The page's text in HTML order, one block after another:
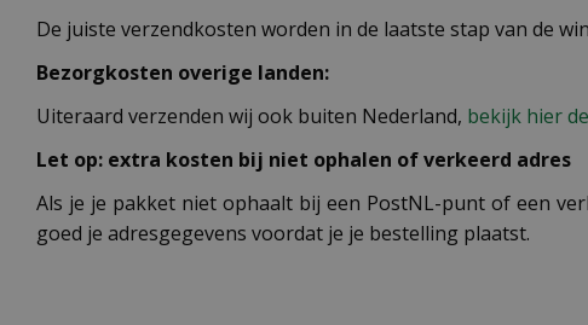
De juiste verzendkosten worden in de laatste stap van de
Bezorgkosten overige landen:
Uiteraard verzenden wij ook buiten Nederland, bekijk hier
Let op: extra kosten bij niet ophalen of verkeerd adres
Als je je pakket niet ophaalt bij een PostNL-punt of een
goed je adresgegevens voordat je je bestelling plaatst.